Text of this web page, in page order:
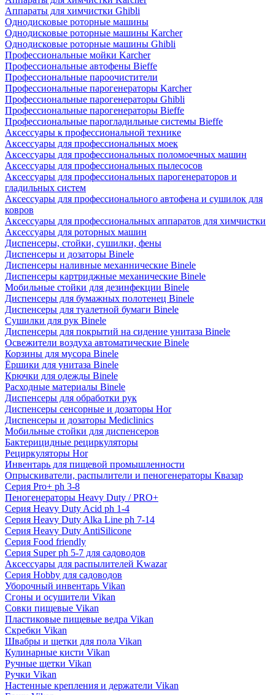
Аппараты для химчистки Ghibli
Однодисковые роторные машины
Однодисковые роторные машины Karcher
Однодисковые роторные машины Ghibli
Профессиональные мойки Karcher
Профессиональные автофены Bieffe
Профессиональные пароочистители
Профессиональные парогенераторы Karcher
Профессиональные парогенераторы Ghibli
Профессиональные парогенераторы Bieffe
Профессиональные парогладильные системы Bieffe
Аксессуары к профессиональной технике
Аксессуары для профессиональных моек
Аксессуары для профессиональных поломоечных машин
Аксессуары для профессиональных пылесосов
Аксессуары для профессиональных парогенераторов и
гладильных систем
Аксессуары для профессионального автофена и сушилок для
ковров
Аксессуары для профессиональных аппаратов для химчистки
Аксессуары для роторных машин
Диспенсеры, стойки, сушилки, фены
Диспенсеры и дозаторы Binele
Диспенсеры наливные механнические Binele
Диспенсеры картриджные механические Binele
Мобильные стойки для дезинфекции Binele
Диспенсеры для бумажных полотенец Binele
Диспенсеры для туалетной бумаги Binele
Сушилки для рук Binele
Диспенсеры для покрытий на сидение унитаза Binele
Освежители воздуха автоматические Binele
Корзины для мусора Binele
Ёршики для унитаза Binele
Крючки для одежды Binele
Расходные материалы Binele
Диспенсеры для обработки рук
Диспенсеры сенсорные и дозаторы Hor
Диспенсеры и дозаторы Mediclinics
Мобильные стойки для диспенсеров
Бактерицидные рециркуляторы
Рециркуляторы Hor
Инвентарь для пищевой промышленности
Опрыскиватели, распылители и пеногенераторы Квазар
Серия Pro+ ph 3-8
Пеногенераторы Heavy Duty / PRO+
Серия Heavy Duty Acid ph 1-4
Серия Heavy Duty Alka Line ph 7-14
Серия Heavy Duty AntiSilicone
Серия Food friendly
Серия Super ph 5-7 для садоводов
Аксессуары для распылителей Kwazar
Серия Hobby для садоводов
Уборочный инвентарь Vikan
Сгоны и осушители Vikan
Совки пищевые Vikan
Пластиковые пищевые ведра Vikan
Скребки Vikan
Швабры и щетки для пола Vikan
Кулинарные кисти Vikan
Ручные щетки Vikan
Ручки Vikan
Настенные крепления и держатели Vikan